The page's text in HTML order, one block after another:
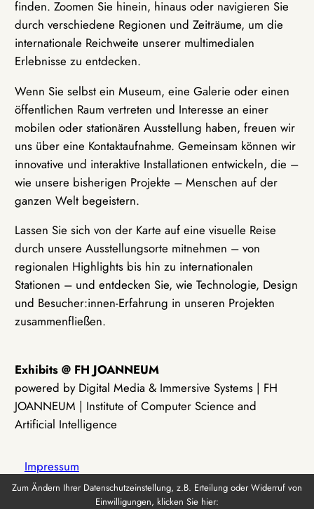
finden. Zoomen Sie hinein, hinaus oder navigieren Sie
durch verschiedene Regionen und Zeiträume, um die
internationale Reichweite unserer multimedialen
Erlebnisse zu entdecken.
Wenn Sie selbst ein Museum, eine Galerie oder einen
öffentlichen Raum vertreten und Interesse an einer
mobilen oder stationären Ausstellung haben, freuen wir
uns über eine Kontaktaufnahme. Gemeinsam können wir
innovative und interaktive Installationen entwickeln, die –
wie unsere bisherigen Projekte – Menschen auf der
ganzen Welt begeistern.
Lassen Sie sich von der Karte auf eine visuelle Reise
durch unsere Ausstellungsorte mitnehmen – von
regionalen Highlights bis hin zu internationalen
Stationen – und entdecken Sie, wie Technologie, Design
und Besucher:innen-Erfahrung in unseren Projekten
zusammenfließen.
Exhibits @ FH JOANNEUM
powered by Digital Media & Immersive Systems | FH
JOANNEUM | Institute of Computer Science and
Artificial Intelligence
Impressum
Zum Ändern Ihrer Datenschutzeinstellung, z.B. Erteilung oder Widerruf von
Einwilligungen, klicken Sie hier: